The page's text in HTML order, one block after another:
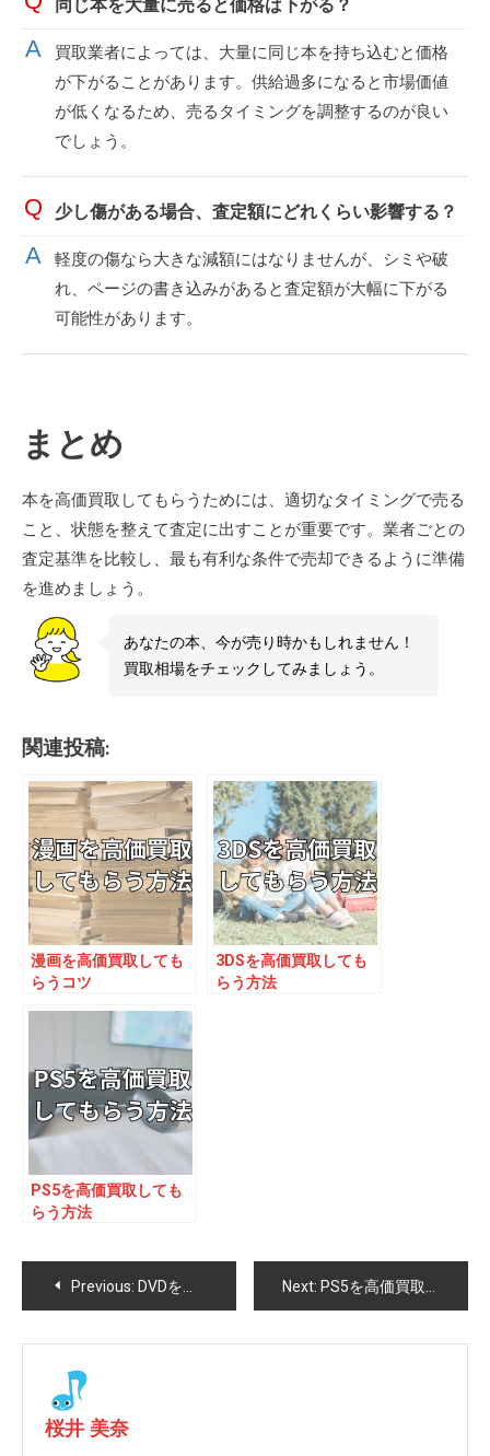
同じ本を大量に売ると価格は下がる？
買取業者によっては、大量に同じ本を持ち込むと価格
が下がることがあります。供給過多になると市場価値
が低くなるため、売るタイミングを調整するのが良い
でしょう。
少し傷がある場合、査定額にどれくらい影響する？
軽度の傷なら大きな減額にはなりませんが、シミや破
れ、ページの書き込みがあると査定額が大幅に下がる
可能性があります。
まとめ
本を高価買取してもらうためには、適切なタイミングで売る
こと、状態を整えて査定に出すことが重要です。業者ごとの
査定基準を比較し、最も有利な条件で売却できるように準備
を進めましょう。
あなたの本、今が売り時かもしれません！
買取相場をチェックしてみましょう。
関連投稿:
漫画を高価買取しても
らうコツ
3DSを高価買取しても
らう方法
PS5を高価買取しても
らう方法
稿
ビ
Previous: DVDを高価買取してもらうコツ Next: PS5を高価買取してもらう方法
桜井 美奈